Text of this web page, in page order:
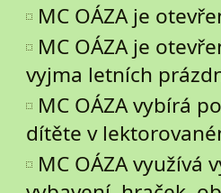
MC OÁZA je
MC OÁZA je
vyjma letních
MC OÁZA vybírá
dítěte v
MC OÁZA